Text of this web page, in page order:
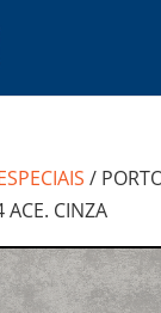
/
ACE. CINZA